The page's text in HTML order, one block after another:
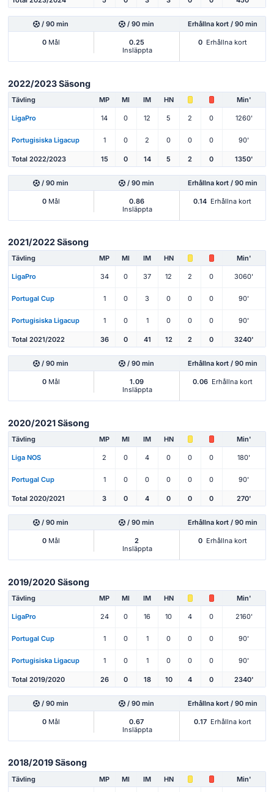
/ 90 min / 90 min Erhållna kort / 90 min
0Mål
0.25
Insläppta
0 Erhållna kort
2022/2023 Säsong
Tävling MP Ml IM HN Min'
LigaPro 14 0 12 5 2 0 1260'
Portugisiska Ligacup 1 0 2 0 0 0 90'
Total 2022/2023 15 0 14 5 2 0 1350'
/ 90 min / 90 min Erhållna kort / 90 min
0Mål
0.86
Insläppta
0.14 Erhållna kort
2021/2022 Säsong
Tävling MP Ml IM HN Min'
LigaPro 34 0 37 12 2 0 3060'
Portugal Cup 1 0 3 0 0 0 90'
Portugisiska Ligacup 1 0 1 0 0 0 90'
Total 2021/2022 36 0 41 12 2 0 3240'
/ 90 min / 90 min Erhållna kort / 90 min
0Mål
1.09
Insläppta
0.06 Erhållna kort
2020/2021 Säsong
Tävling MP Ml IM HN Min'
Liga NOS 2 0 4 0 0 0 180'
Portugal Cup 1 0 0 0 0 0 90'
Total 2020/2021 3 0 4 0 0 0 270'
/ 90 min / 90 min Erhållna kort / 90 min
0Mål
2
Insläppta
0 Erhållna kort
2019/2020 Säsong
Tävling MP Ml IM HN Min'
LigaPro 24 0 16 10 4 0 2160'
Portugal Cup 1 0 1 0 0 0 90'
Portugisiska Ligacup 1 0 1 0 0 0 90'
Total 2019/2020 26 0 18 10 4 0 2340'
/ 90 min / 90 min Erhållna kort / 90 min
0Mål
0.67
Insläppta
0.17 Erhållna kort
2018/2019 Säsong
Tävling MP Ml IM HN Min'